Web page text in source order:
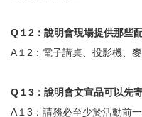
Q１2：說明會現場提供那些
A １2：電子講桌、投影機、
Q１3：說明會文宣品可以先
A １3：請務必至少於活動前